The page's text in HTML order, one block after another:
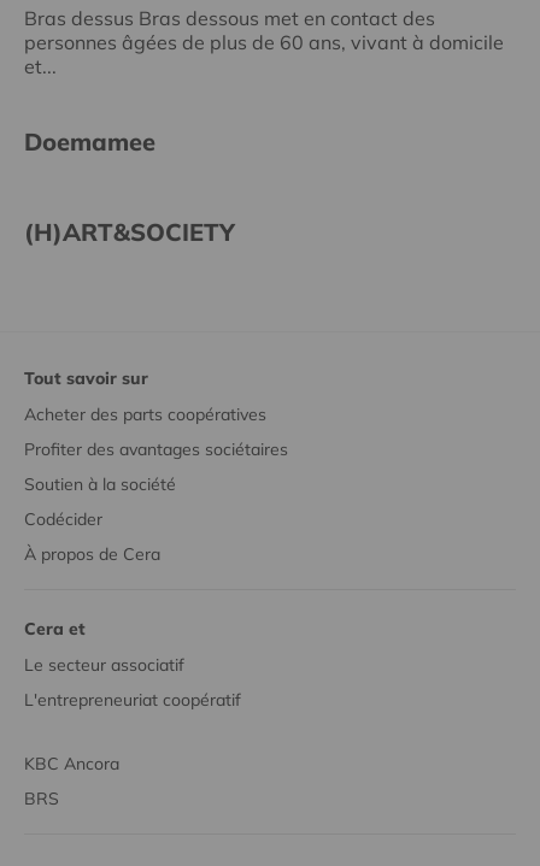
Bras dessus Bras dessous met en contact des
personnes âgées de plus de 60 ans, vivant à domicile
et...
Doemamee
(H)ART&SOCIETY
Tout savoir sur
Acheter des parts coopératives
Profiter des avantages sociétaires
Soutien à la société
Codécider
À propos de Cera
Cera et
Le secteur associatif
L'entrepreneuriat coopératif
KBC Ancora
BRS